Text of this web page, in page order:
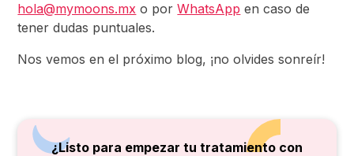
hola@mymoons.mx o porWhatsApp en caso de
tener dudas puntuales.
Nos vemos en el próximo blog, ¡no olvides sonreír!
¿Listo para empezar tu tratamiento con